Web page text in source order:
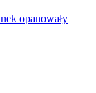
opanowały